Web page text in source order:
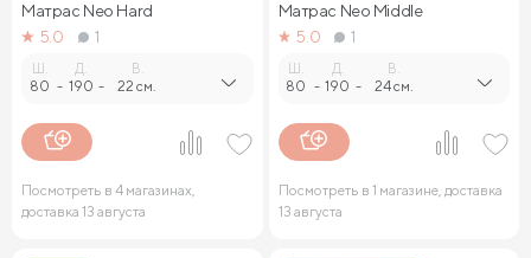
Матрас Neo Hard
5.0
1
80 -
Д.
190 -
В.
22 см.
Посмотреть в 4 магазинах,
доставка 13 августа
Матрас Neo Middle
5.0
1
80 -
Д.
190 -
В.
24 см.
Посмотреть в 1 магазине, доставка
13 августа